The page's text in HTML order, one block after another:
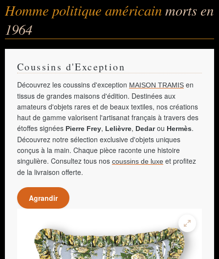
Homme politique américainmorts en
1964
Coussins d'Exception
Découvrez les coussins d'exception MAISON TRAMIS en
tissus de grandes maisons d'édition. Destinées aux
amateurs d'objets rares et de beaux textiles, nos créations
haut de gamme valorisent l'artisanat français à travers des
étoffes signées Pierre Frey, Lelièvre, Dedarou Hermès.
Découvrez notre sélection exclusive d'objets uniques
conçus à la main. Chaque pièce raconte une histoire
singulière. Consultez tous nos coussins de luxe et profitez
de la livraison offerte.
Agrandir